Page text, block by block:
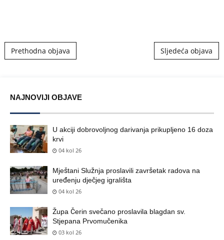
Post navigation
Prethodna objava Sljedeća objava
NAJNOVIJI OBJAVE
U akciji dobrovoljnog darivanja prikupljeno 16 doza
krvi
04 kol 26
Mještani Služnja proslavili završetak radova na
uređenju dječjeg igrališta
04 kol 26
Župa Čerin svečano proslavila blagdan sv.
Stjepana Prvomučenika
03 kol 26